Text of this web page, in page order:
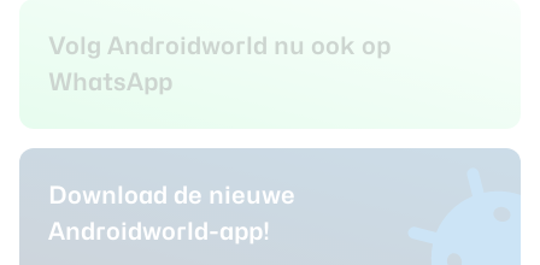
Volg Androidworld nu ook op
WhatsApp
Download de nieuwe
Androidworld-app!